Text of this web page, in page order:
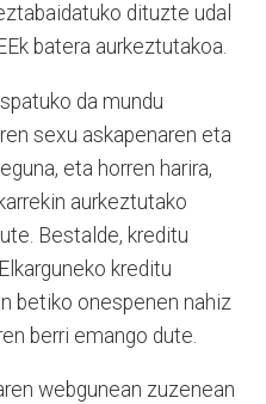
dituzte udal
batera aurkeztutakoa.
da mundu
sexu askapenaren eta
eta horren harira,
aurkeztutako
Bestalde, kreditu
kreditu
betiko onespenen nahiz
berri emango dute.
webgunean zuzenean